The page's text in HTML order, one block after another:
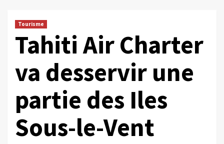
Tourisme
Tahiti Air Charter
va desservir une
partie des Iles
Sous-le-Vent